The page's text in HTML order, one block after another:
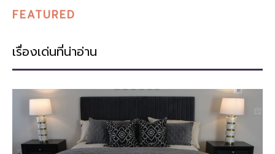
FEATURED
เรื่องเด่นที่น่าอ่าน